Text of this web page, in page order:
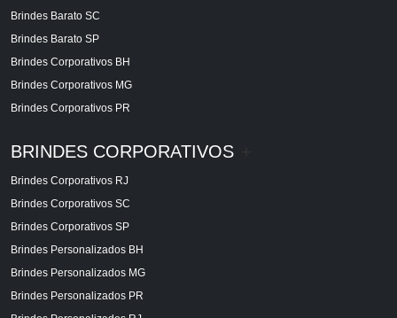
Brindes Barato SC
Brindes Barato SP
Brindes Corporativos BH
Brindes Corporativos MG
Brindes Corporativos PR
BRINDES CORPORATIVOS
Brindes Corporativos RJ
Brindes Corporativos SC
Brindes Corporativos SP
Brindes Personalizados BH
Brindes Personalizados MG
Brindes Personalizados PR